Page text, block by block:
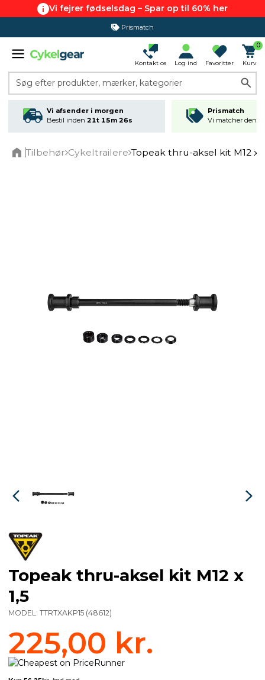
Vi fejrer fødselsdag – Spar op til 60% her
Prismatch
Kontakt os Log ind Favoritter
0
Kurv
Søg efter produkter, mærker, kategorier
Vi afsender i morgen
Bestil inden 21t 15m 26s
Prismatch
Vi matcher den
Tilbehør Cykeltrailere Topeak thru-aksel kit M12 x
Topeak thru-aksel kit M12 x
1,5
MODEL: TTRTXAKP15 (48612)
225,00 kr.